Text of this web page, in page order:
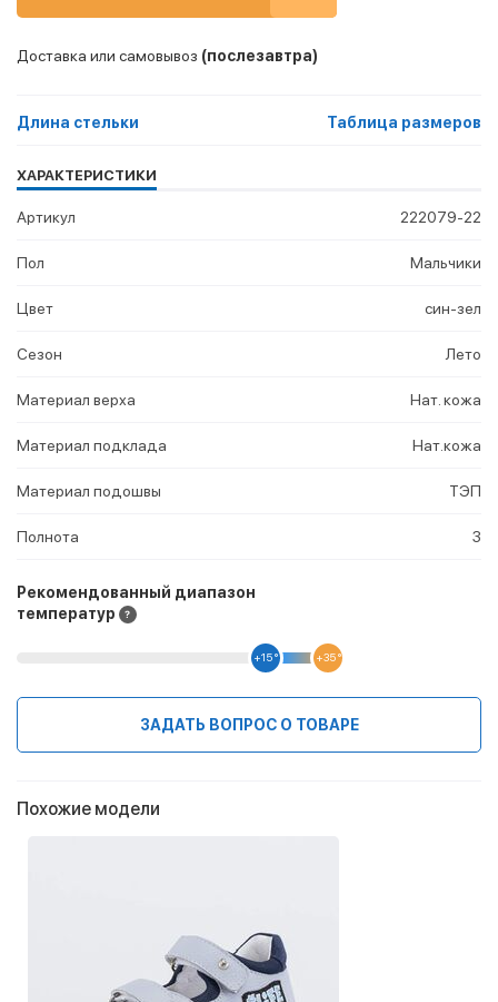
Доставка или самовывоз (послезавтра)
Длина стельки Таблица размеров
ХАРАКТЕРИСТИКИ
Артикул 222079-22
Пол Мальчики
Цвет син-зел
Сезон Лето
Материал верха Нат. кожа
Материал подклада Нат.кожа
Материал подошвы ТЭП
Полнота 3
Рекомендованный диапазон
температур
+15 ° +35 °
ЗАДАТЬ ВОПРОС О ТОВАРЕ
Похожие модели